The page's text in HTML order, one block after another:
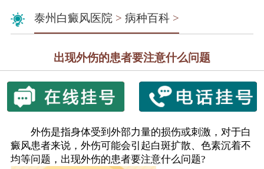
泰州白癜风医院> 病种百科>
出现外伤的患者要注意什么问题
外伤是指身体受到外部力量的损伤或刺激，对于白
癜风患者来说，外伤可能会引起白斑扩散、色素沉着不
均等问题，出现外伤的患者要注意什么问题?